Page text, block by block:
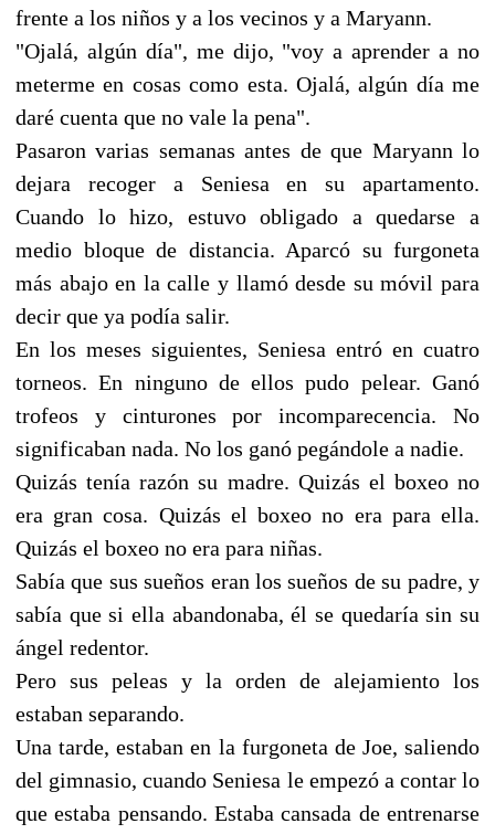
frente a los niños y a los vecinos y a Maryann.
"Ojalá, algún día", me dijo, "voy a aprender a no
meterme en cosas como esta. Ojalá, algún día me
daré cuenta que no vale la pena".
Pasaron varias semanas antes de que Maryann lo
dejara recoger a Seniesa en su apartamento.
Cuando lo hizo, estuvo obligado a quedarse a
medio bloque de distancia. Aparcó su furgoneta
más abajo en la calle y llamó desde su móvil para
decir que ya podía salir.
En los meses siguientes, Seniesa entró en cuatro
torneos. En ninguno de ellos pudo pelear. Ganó
trofeos y cinturones por incomparecencia. No
significaban nada. No los ganó pegándole a nadie.
Quizás tenía razón su madre. Quizás el boxeo no
era gran cosa. Quizás el boxeo no era para ella.
Quizás el boxeo no era para niñas.
Sabía que sus sueños eran los sueños de su padre, y
sabía que si ella abandonaba, él se quedaría sin su
ángel redentor.
Pero sus peleas y la orden de alejamiento los
estaban separando.
Una tarde, estaban en la furgoneta de Joe, saliendo
del gimnasio, cuando Seniesa le empezó a contar lo
que estaba pensando. Estaba cansada de entrenarse